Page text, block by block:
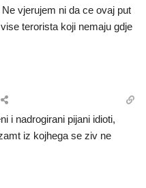
vjerujem ni da ce ovaj put
terorista koji nemaju gdje
i nadrogirani pijani idioti,
iz kojhega se ziv ne